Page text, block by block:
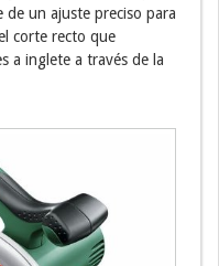
un ajuste preciso para
corte recto que
a inglete a través de la